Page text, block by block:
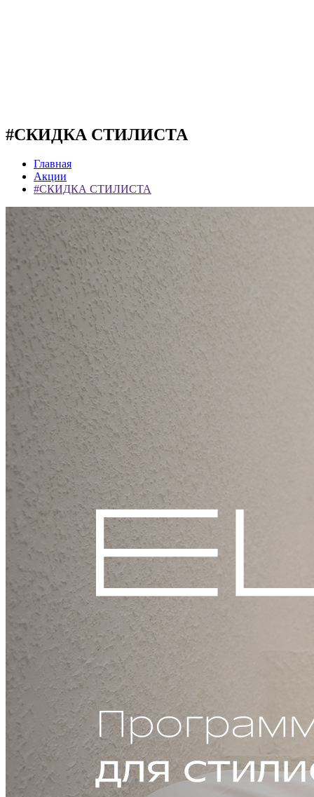
#СКИДКА СТИЛИСТА
Главная
Акции
#СКИДКА СТИЛИСТА